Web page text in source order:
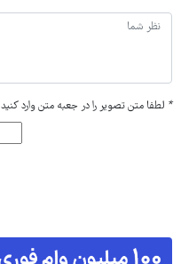
* لطفا متن تصویر را در جعبه متن وارد کنید